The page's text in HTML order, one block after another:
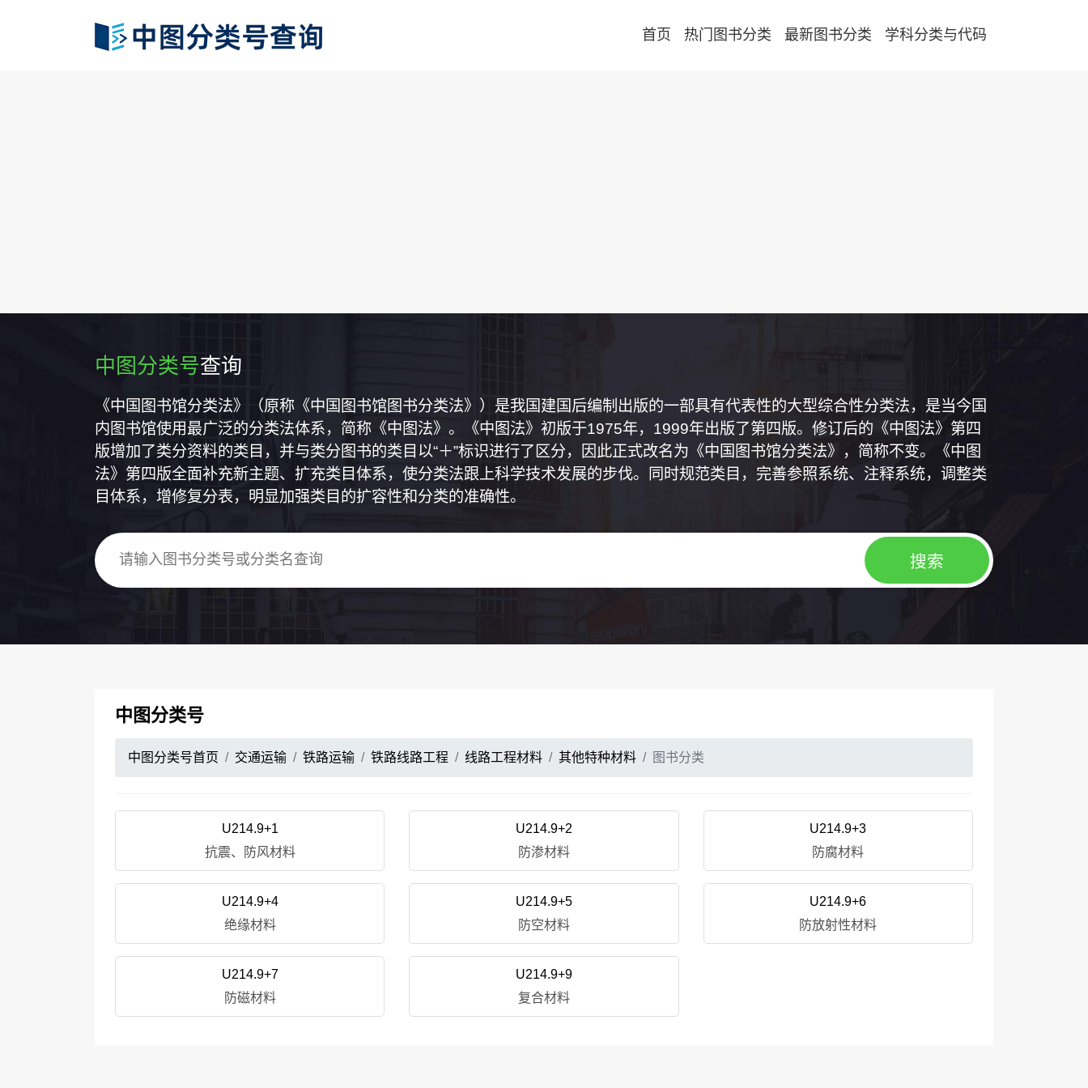
首页 热门图书分类 最新图书分类 学科分类与代码
中图分类号查询
《中国图书馆分类法》（原称《中国图书馆图书分类法》）是我国建国后编制出版的一部具有代表性的大型综合性分类法，是当今国
内图书馆使用最广泛的分类法体系，简称《中图法》。《中图法》初版于1975年，1999年出版了第四版。修订后的《中图法》第四
版增加了类分资料的类目，并与类分图书的类目以“＋”标识进行了区分，因此正式改名为《中国图书馆分类法》，简称不变。《中图
法》第四版全面补充新主题、扩充类目体系，使分类法跟上科学技术发展的步伐。同时规范类目，完善参照系统、注释系统，调整类
目体系，增修复分表，明显加强类目的扩容性和分类的准确性。
中图分类号
中图分类号首页 交通运输 铁路运输 铁路线路工程 线路工程材料 其他特种材料 图书分类
U214.9+1
抗震、防风材料
U214.9+2
防渗材料
U214.9+3
防腐材料
U214.9+4
绝缘材料
U214.9+5
防空材料
U214.9+6
防放射性材料
U214.9+7
防磁材料
U214.9+9
复合材料